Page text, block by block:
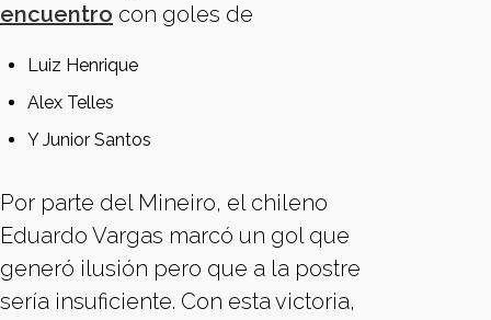
encuentro con goles de
Luiz Henrique
Alex Telles
Y Junior Santos
Por parte del Mineiro, el chileno
Eduardo Vargas marcó un gol que
generó ilusión pero que a la postre
sería insuficiente. Con esta victoria,